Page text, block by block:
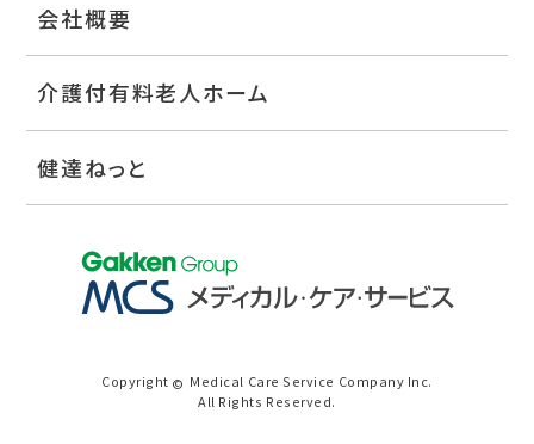
会社概要
介護付有料老人ホーム
健達ねっと
Copyright © Medical Care Service Company Inc.
All Rights Reserved.